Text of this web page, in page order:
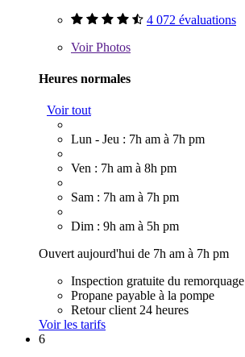
4 072 évaluations
VoirPhotos
Heures normales
Voir tout
Lun - Jeu : 7h am à 7h pm
Ven : 7h am à 8h pm
Sam : 7h am à 7h pm
Dim : 9h am à 5h pm
Ouvert aujourd'hui de 7h am à 7h pm
Inspection gratuite du remorquage
Propane payable à la pompe
Retour client 24 heures
Voir les tarifs
6